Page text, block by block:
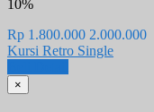
10%
Rp 1.800.000 2.000.000
Kursi Retro Single
×